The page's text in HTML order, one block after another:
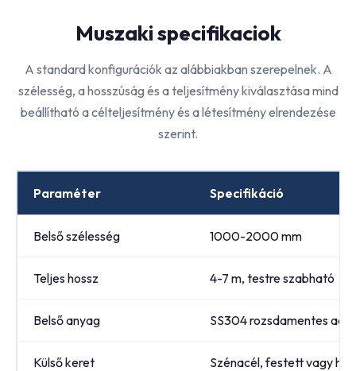
Muszaki specifikaciok
A standard konfigurációk az alábbiakban szerepelnek. A
szélesség, a hosszúság és a teljesítmény kiválasztása mind
beállítható a célteljesítmény és a létesítmény elrendezése
szerint.
Paraméter Specifikáció
Belső szélesség 1000-2000 mm
Teljes hossz 4-7 m, testre szabható
Belső anyag SS304 rozsdamentes acél
Külső keret Szénacél, festett vagy